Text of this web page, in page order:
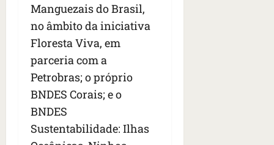
Manguezais do Brasil,
no âmbito da iniciativa
Floresta Viva, em
parceria com a
Petrobras; o próprio
BNDES Corais; e o
BNDES
Sustentabilidade: Ilhas